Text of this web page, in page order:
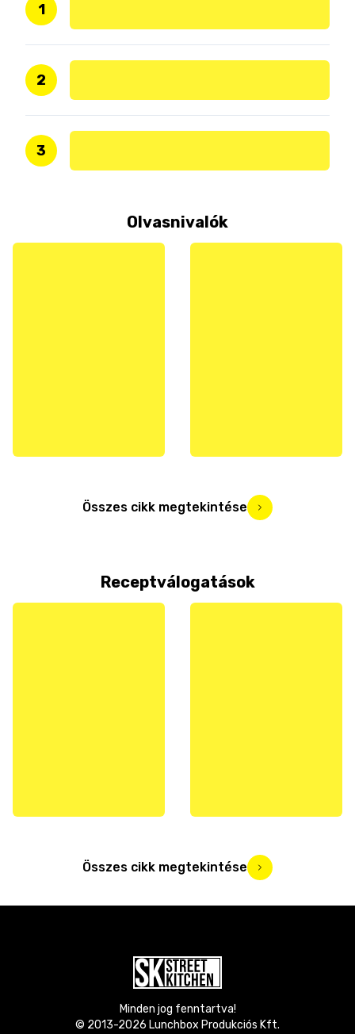
1
2
3
Olvasnivalók
Összes cikk megtekintése
Receptválogatások
Összes cikk megtekintése
Minden jog fenntartva!
© 2013-2026 Lunchbox Produkciós Kft.